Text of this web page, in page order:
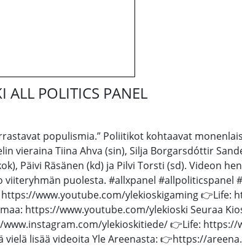
POLITICS PANEL
populismia.” Poliitikot kohtaavat
vieraina Tiina Ahva (sin), Silja Borgarsdóttir
Päivi Räsänen (kd) ja Pilvi Torsti (sd). Videon
puolesta. #allxpanel #allpoliticspanel
www.youtube.com/ylekioskigaming 👉Life:
https://www.youtube.com/ylekioski Seuraa
ylekioskitiede/ 👉Life: https://
vielä lisää videoita Yle Areenasta: 👉https://